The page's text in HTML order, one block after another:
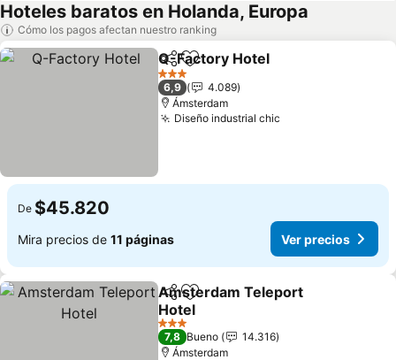
Hoteles baratos en Holanda, Europa
Cómo los pagos afectan nuestro ranking
CompartirAgregar a favoritos
Q-Factory Hotel
3 Estrellas
6,9
4.089
Ámsterdam
Diseño industrial chic
De $45.820
Mira precios de 11 páginas Ver precios
CompartirAgregar a favoritos
Amsterdam Teleport
Hotel
Ver precios
3 Estrellas
7,8 Bueno
14.316
Ámsterdam